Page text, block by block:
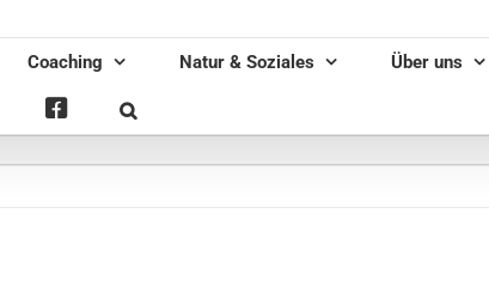
Coaching Natur & Soziales Über uns